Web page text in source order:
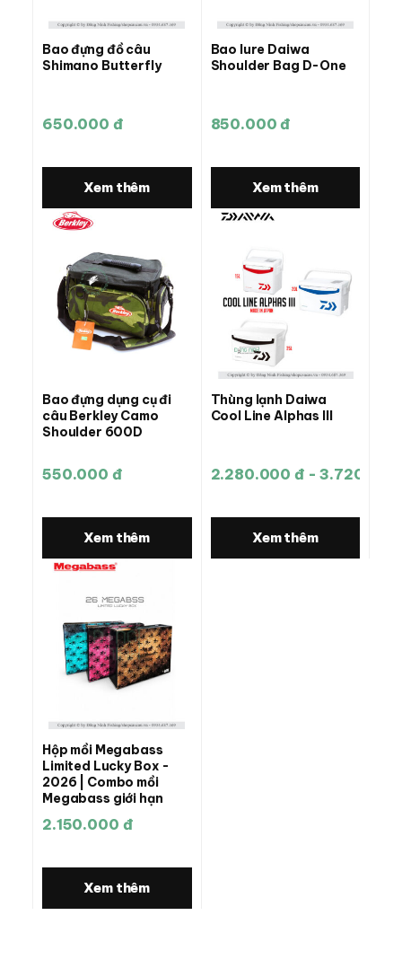
Bao đựng đồ câu
Shimano Butterfly
650.000 đ
Xem thêm
Bao lure Daiwa
Shoulder Bag D-One
850.000 đ
Xem thêm
Bao đựng dụng cụ đi
câu Berkley Camo
Shoulder 600D
550.000 đ
Xem thêm
Thùng lạnh Daiwa
Cool Line Alphas III
2.280.000 đ - 3.720.000
Xem thêm
Hộp mồi Megabass
Limited Lucky Box -
2026 | Combo mồi
Megabass giới hạn
2.150.000 đ
Xem thêm